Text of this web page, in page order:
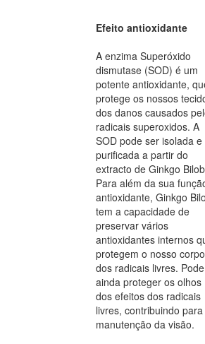
Efeito antioxidante
A enzima Superóxido
dismutase (SOD) é um
potente antioxidante,
protege os nossos
dos danos causados
radicais superoxidos. A
SOD pode ser isolada e
purificada a partir do
extracto de Ginkgo
Para além da sua
antioxidante, Ginkgo
tem a capacidade de
preservar vários
antioxidantes internos
protegem o nosso corpo
dos radicais livres. Pode
ainda proteger os olhos
dos efeitos dos radicais
livres, contribuindo para
manutenção da visão.